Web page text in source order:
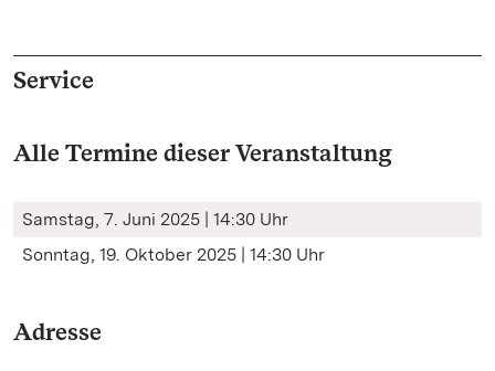
Service
Alle Termine dieser Veranstaltung
Samstag, 7. Juni 2025 | 14:30 Uhr
Sonntag, 19. Oktober 2025 | 14:30 Uhr
Adresse